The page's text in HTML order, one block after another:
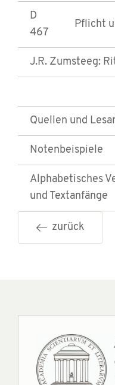
D
467
Pflicht
J.R. Zumsteeg:
Quellen und
Notenbeispiele
Alphabetisches
und Textanfänge
zurück